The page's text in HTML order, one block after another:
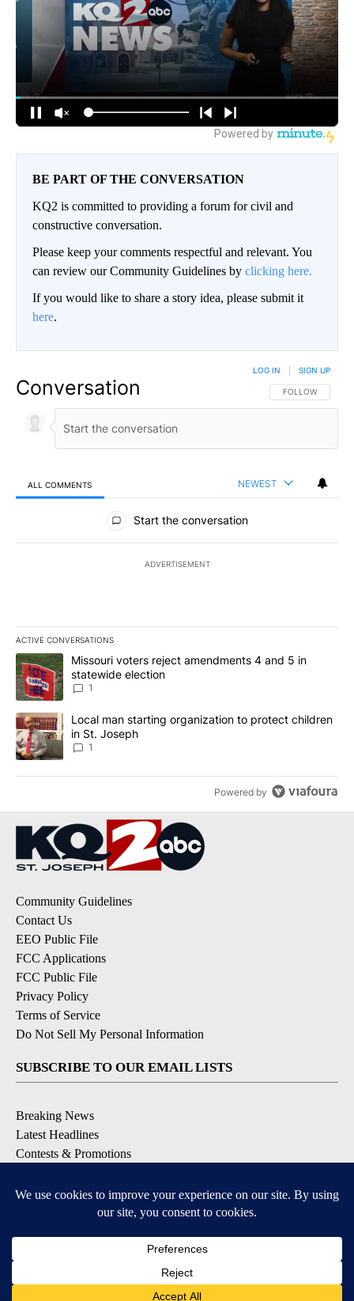
BE PART OF THE CONVERSATION
KQ2 is committed to providing a forum for civil and
constructive conversation.
Please keep your comments respectful and relevant. You
can review our Community Guidelines by clicking here.
If you would like to share a story idea, please submit it
here.
Conversation FOLLOW THIS
FOLLOW
LOG IN SIGN UP
ALL COMMENTS NEWEST
All Comments
Start the conversation
ADVERTISEMENT
ACTIVE CONVERSATIONS
The following is a list of the most commented articles in the last
A trending article titled "Missouri voters reject amendments 4
Missouri voters reject amendments 4 and 5 in
statewide election
1
A trending article titled "Local man starting organization to
Local man starting organization to protect children
in St. Joseph
1
Powered by
Community Guidelines
Contact Us
EEO Public File
FCC Applications
FCC Public File
Privacy Policy
Terms of Service
Do Not Sell My Personal Information
SUBSCRIBE TO OUR EMAIL LISTS
Breaking News
Latest Headlines
Contests & Promotions
Available for iOS and Android